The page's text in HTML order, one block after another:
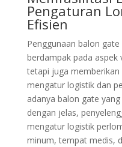
Pengaturan
Efisien
Penggunaan balon
berdampak pada
tetapi juga
mengatur logistik dan
adanya balon gate
dengan jelas,
mengatur logistik
minum, tempat medis,